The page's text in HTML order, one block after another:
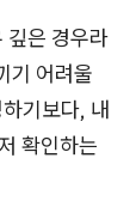
깊은 경우라
기 어려울
기보다, 내
확인하는